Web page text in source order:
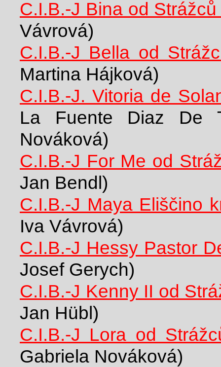
C.I.B.-J Bina od
Vávrová)
C.I.B.-J Bella od
Martina Hájková)
C.I.B.-J. Vitoria de
La Fuente Diaz De
Nováková)
C.I.B.-J For Me od
Jan Bendl)
C.I.B.-J Maya Eliščino
Iva Vávrová)
C.I.B.-J Hessy Pastor
Josef Gerych)
C.I.B.-J Kenny II od
Jan Hübl)
C.I.B.-J Lora od
Gabriela Nováková)